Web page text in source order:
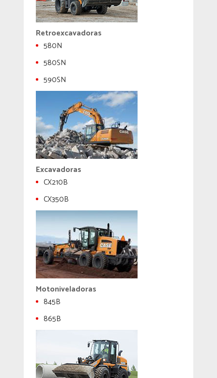
Retroexcavadoras
580N
580SN
590SN
Excavadoras
CX210B
CX350B
Motoniveladoras
845B
865B